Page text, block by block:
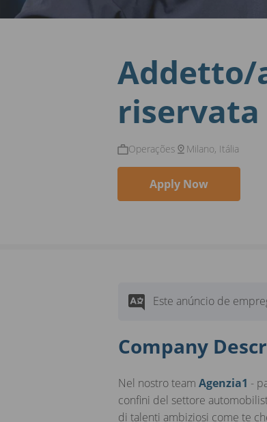
Addetto/
riservata
Operações Milano, Itália
Apply Now
Este anúncio de
Company
Nel nostro team Agenzia1 -
confini del settore
di talenti ambiziosi come te